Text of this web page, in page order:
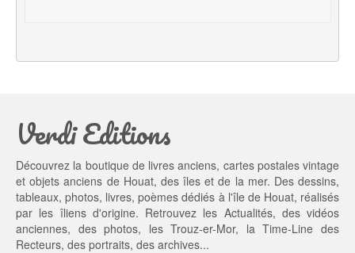
é
t :
0,
0
0 €.
s
Verdi Editions
Découvrez la boutique de livres anciens, cartes postales vintage
et objets anciens de Houat, des îles et de la mer. Des dessins,
tableaux, photos, livres, poèmes dédiés à l'île de Houat, réalisés
par les îliens d'origine. Retrouvez les Actualités, des vidéos
anciennes, desphotos, lesTrouz-er-Mor, laTime-Line des
Recteurs, des portraits, des archives...